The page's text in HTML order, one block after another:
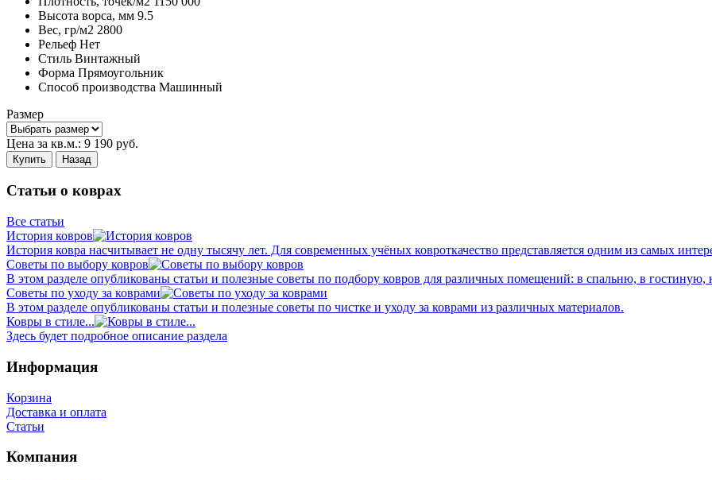
Высота ворса, мм 9.5
Вес, гр/м2 2800
Рельеф Нет
Стиль Винтажный
Форма Прямоугольник
Способ производства Машинный
Размер
Цена за кв.м.: 9 190 руб.
Купить Назад
Статьи о коврах
Все статьи
История ковров
История ковра насчитывает не одну тысячу лет. Для современных учёных ковроткачество представляется одним из самых
Советы по выбору ковров
В этом разделе опубликованы статьи и полезные советы по подбору ковров для различных помещений: в спальню, в гостиную,
Советы по уходу за коврами
В этом разделе опубликованы статьи и полезные советы по чистке и уходу за коврами из различных материалов.
Ковры в стиле...
Здесь будет подробное описание раздела
Информация
Корзина
Доставка и оплата
Статьи
Компания